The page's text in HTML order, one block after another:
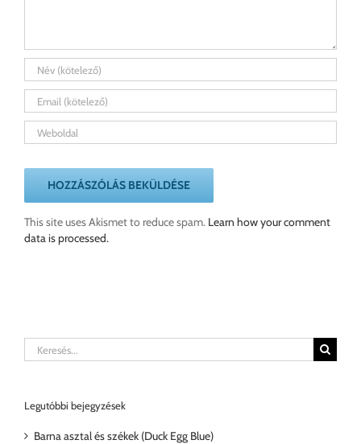
This site uses Akismet to reduce spam. Learn how your comment
data is processed.
Keresés...
Legutóbbi bejegyzések
Barna asztal és székek (Duck Egg Blue)